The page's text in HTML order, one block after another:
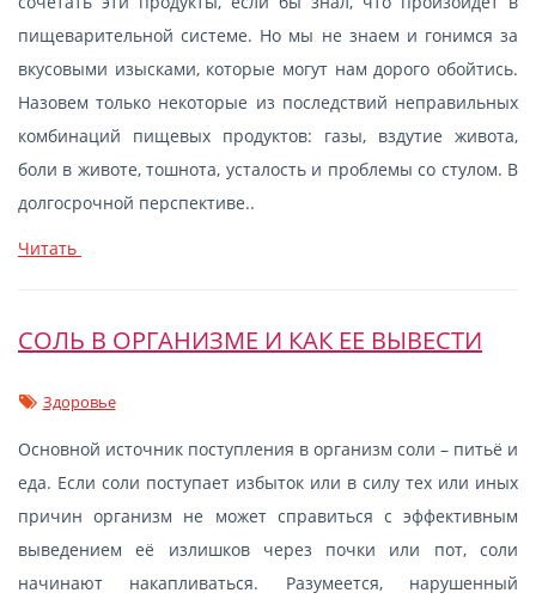
пищеварительной системе. Но мы не знаем и гонимся за
вкусовыми изысками, которые могут нам дорого обойтись.
Назовем только некоторые из последствий неправильных
комбинаций пищевых продуктов: газы, вздутие живота,
боли в животе, тошнота, усталость и проблемы со стулом. В
долгосрочной перспективе..
Читать
СОЛЬ В ОРГАНИЗМЕ И КАК ЕЕ ВЫВЕСТИ
Здоровье
Основной источник поступления в организм соли – питьё и
еда. Если соли поступает избыток или в силу тех или иных
причин организм не может справиться с эффективным
выведением её излишков через почки или пот, соли
начинают накапливаться. Разумеется, нарушенный